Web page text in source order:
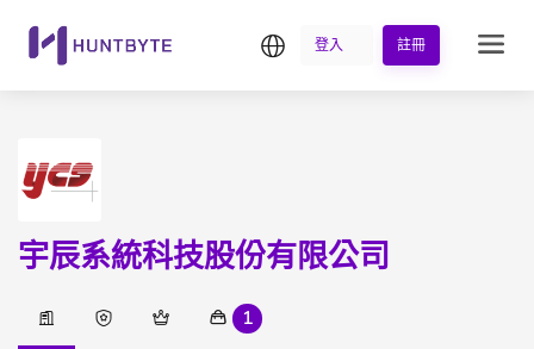
繁中登入 註冊
宇辰系統科技股份有限公司
1